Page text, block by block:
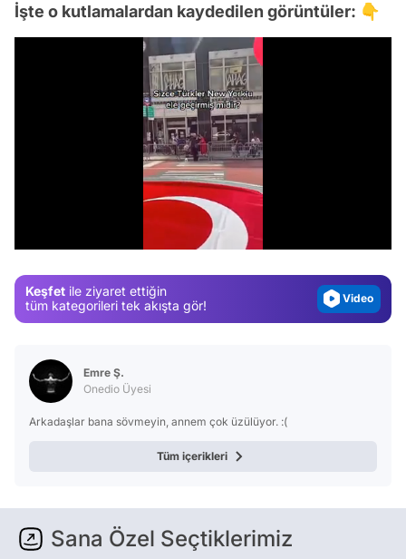
İşte o kutlamalardan kaydedilen görüntüler: 👇
Keşfet ile ziyaret ettiğin
tüm kategorileri tek akışta gör!
Video
Emre Ş.
Onedio Üyesi
Arkadaşlar bana sövmeyin, annem çok üzülüyor. :(
Tüm içerikleri
Sana Özel Seçtiklerimiz